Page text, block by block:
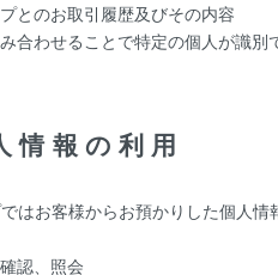
とのお取引履歴及びその内容
合わせることで特定の個人が識別
情報の利用
はお客様からお預かりした個人情
認、照会